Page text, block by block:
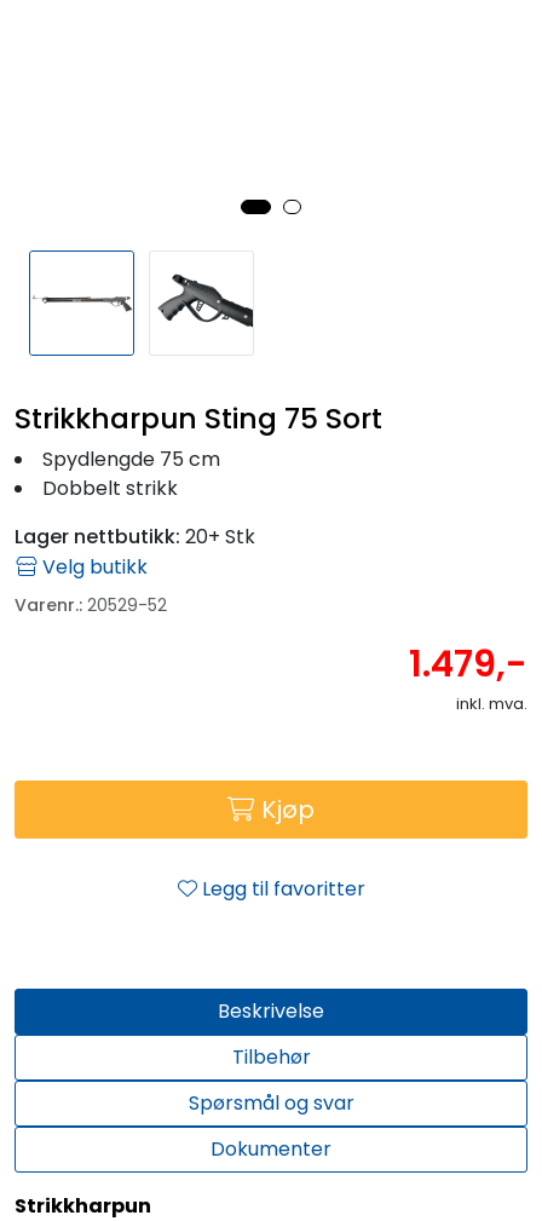
Strikkharpun Sting 75 Sort
Spydlengde 75 cm
Dobbelt strikk
Lager nettbutikk: 20+ Stk
Velg butikk
Varenr.: 20529-52
1.479,-
inkl. mva.
Kjøp
Legg til favoritter
Beskrivelse
Tilbehør
Spørsmål og svar
Dokumenter
Strikkharpun
Kampanje